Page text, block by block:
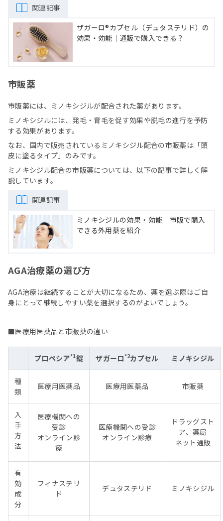
関連記事
ザガーロ®︎カプセル（デュタステリド）の
効果・効能｜通販で購入できる？
市販薬
市販薬には、ミノキシジルが配合された薬があります。
ミノキシジルには、発毛・育毛を促す効果や脱毛の進行を予防
する効果があります。
なお、国内で販売されているミノキシジル配合の市販薬は「頭
皮に塗るタイプ」のみです。
ミノキシジル配合の市販薬については、以下の記事で詳しく解
説しています。
関連記事
ミノキシジルの効果・効能｜市販で購入
できる外用薬を紹介
AGA治療薬の選び方
AGA治療は継続することが大切になるため、薬を選ぶ際はご自
身にとって継続しやすい薬を選択するのがよいでしょう。
■医療用医薬品と市販薬の違い
プロペシア*1錠 ザガーロ*2カプセル ミノキシジル
種
類
医療用医薬品 医療用医薬品 市販薬
入
手
方
法
医療機関への
受診
オンライン診
療
医療機関への受診
オンライン診療
ドラッグスト
ア、薬局
ネット通販
有
効
成
分
フィナステリ
ド
デュタステリド ミノキシジル